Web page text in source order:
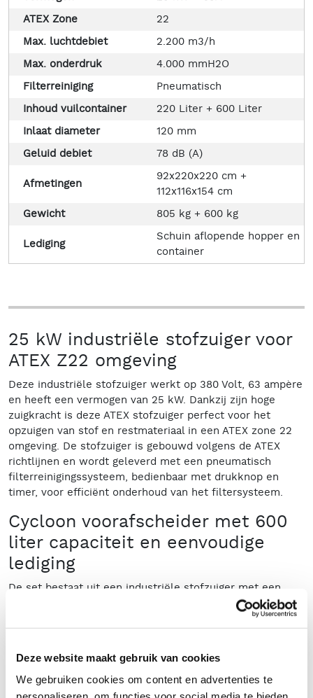
Deze website maakt gebruik van cookies
We gebruiken cookies om content en advertenties te
ATEX Zone
22
Max. luchtdebiet
2.200 m3/h
Max. onderdruk
4.000 mmH2O
Filterreiniging
Pneumatisch
Inhoud vuilcontainer
220 Liter + 600 Liter
Inlaat diameter
120 mm
Geluid debiet
78 dB (A)
Afmetingen
92x220x220 cm +
112x116x154 cm
Gewicht
805 kg + 600 kg
Lediging
Schuin aflopende hopper en
container
25 kW industriële stofzuiger voor
ATEX Z22 omgeving
Deze industriële stofzuiger werkt op 380 Volt, 63 ampère
en heeft een vermogen van 25 kW. Dankzij zijn hoge
zuigkracht is deze ATEX stofzuiger perfect voor het
opzuigen van stof en restmateriaal in een ATEX zone 22
omgeving. De stofzuiger is gebouwd volgens de ATEX
richtlijnen en wordt geleverd met een pneumatisch
filterreinigingssysteem, bedienbaar met drukknop en
timer, voor efficiënt onderhoud van het filtersysteem.
Cycloon voorafscheider met 600
liter capaciteit en eenvoudige
lediging
De set bestaat uit een industriële stofzuiger met een
inhoud van 220 liter en een cycloon voorafscheider van
600 liter. De cycloon voorafscheider heeft een schuin
met een heftruck naar een stortbak. Met één handeling
opent u de klep en wordt het stof veilig geloosd.